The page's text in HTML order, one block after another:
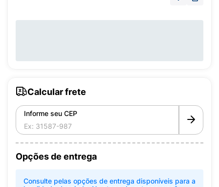
Calcular frete
Informe seu CEP
Opções de entrega
Consulte pelas opções de entrega disponíveis para a